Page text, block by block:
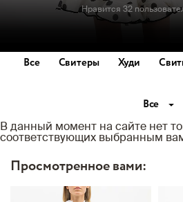
Нравится 32
Все Свитеры Худи
Все
В данный момент на сайте нет
соответствующих выбранным
Просмотренное вами: